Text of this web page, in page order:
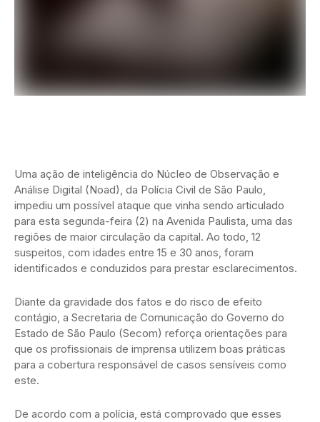
Uma ação de inteligência do Núcleo de Observação e
Análise Digital (Noad), da Polícia Civil de São Paulo,
impediu um possível ataque que vinha sendo articulado
para esta segunda-feira (2) na Avenida Paulista, uma das
regiões de maior circulação da capital. Ao todo, 12
suspeitos, com idades entre 15 e 30 anos, foram
identificados e conduzidos para prestar esclarecimentos.
Diante da gravidade dos fatos e do risco de efeito
contágio, a Secretaria de Comunicação do Governo do
Estado de São Paulo (Secom) reforça orientações para
que os profissionais de imprensa utilizem boas práticas
para a cobertura responsável de casos sensíveis como
este.
De acordo com a polícia, está comprovado que esses